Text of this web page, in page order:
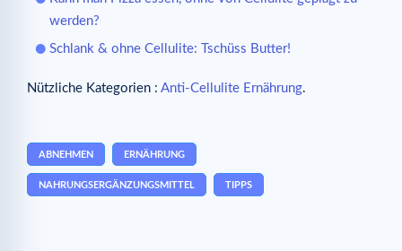
werden?
Schlank & ohne Cellulite: Tschüss Butter!
Nützliche Kategorien : Anti-Cellulite Ernährung.
ABNEHMEN ERNÄHRUNG
NAHRUNGSERGÄNZUNGSMITTEL TIPPS